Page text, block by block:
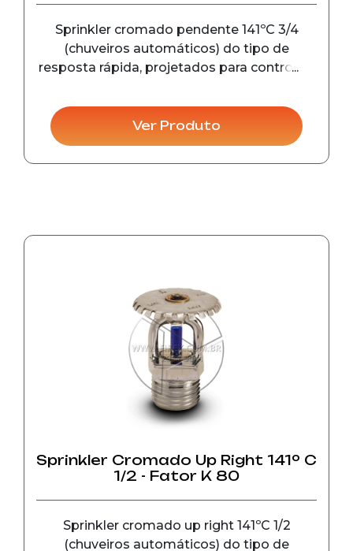
Sprinkler cromado pendente 141ºC 3/4
(chuveiros automáticos) do tipo de
resposta rápida, projetados para controle e
inicial, em instalações comerciais e
industriais.
Ver Produto
Sprinkler Cromado Up Right 141º C
1/2 - Fator K 80
Sprinkler cromado up right 141ºC 1/2
(chuveiros automáticos) do tipo de